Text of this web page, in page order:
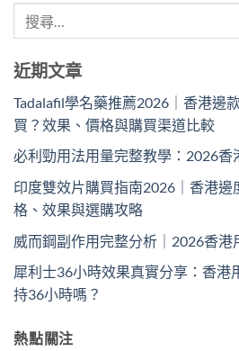
近期文章
Tadalafil學名藥推薦2026｜香港邊
買？效果、價格與購買渠道比較
必利勁用法用量完整教學：2026香
印度雙效片購買指南2026｜香港邊
格、效果與選購攻略
威而鋼副作用完整分析｜2026香港
犀利士36小時效果真實分享：香港
持36小時嗎？
熱點關注